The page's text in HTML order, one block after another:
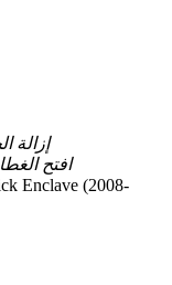
2008-
2013-2017: